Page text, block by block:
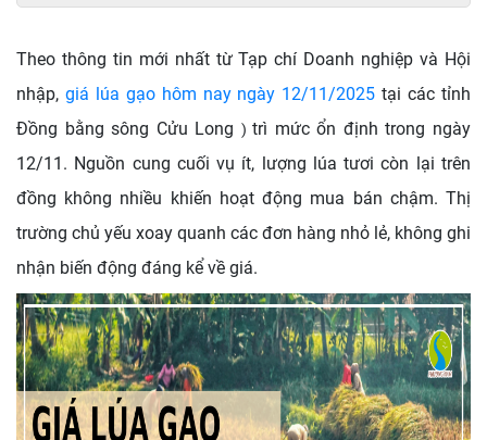
Theo thông tin mới nhất từ Tạp chí Doanh nghiệp và Hội
nhập, giá lúa gạo hôm nay ngày 12/11/2025 tại các tỉnh
Đồng bằng sông Cửu Long )trì mức ổn định trong ngày
12/11. Nguồn cung cuối vụ ít, lượng lúa tươi còn lại trên
đồng không nhiều khiến hoạt động mua bán chậm. Thị
trường chủ yếu xoay quanh các đơn hàng nhỏ lẻ, không ghi
nhận biến động đáng kể về giá.